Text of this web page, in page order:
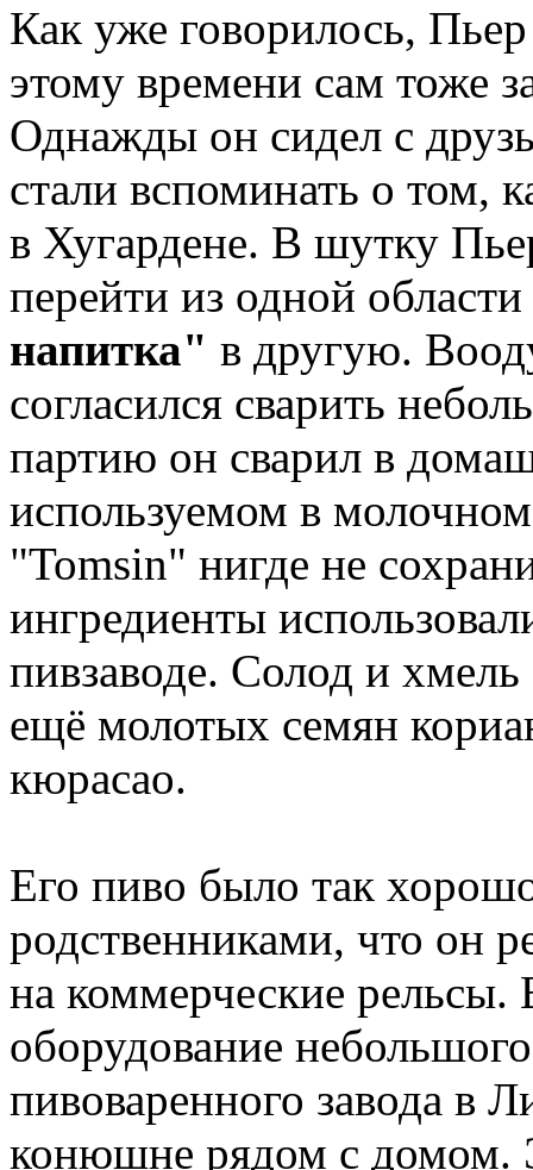
Как уже говорилось,
этому времени сам тоже
Однажды он сидел с
стали вспоминать о том,
в Хугардене. В шутку
перейти из одной
напитка" в другую.
согласился сварить
партию он сварил в
используемом в
"Tomsin" нигде не
ингредиенты
пивзаводе. Солод и
ещё молотых семян
кюрасао.
Его пиво было так
родственниками, что он
на коммерческие рельсы.
оборудование
пивоваренного завода в
конюшне рядом с домом.